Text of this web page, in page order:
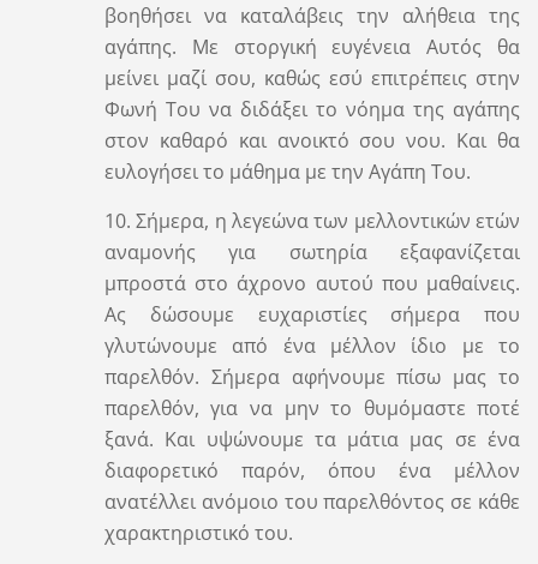
βοηθήσει να καταλάβεις την αλήθεια της
αγάπης. Με στοργική ευγένεια Αυτός θα
μείνει μαζί σου, καθώς εσύ επιτρέπεις στην
Φωνή Του να διδάξει το νόημα της αγάπης
στον καθαρό και ανοικτό σου νου. Και θα
ευλογήσει το μάθημα με την Αγάπη Του.
10. Σήμερα, η λεγεώνα των μελλοντικών ετών
αναμονής για σωτηρία εξαφανίζεται
μπροστά στο άχρονο αυτού που μαθαίνεις.
Ας δώσουμε ευχαριστίες σήμερα που
γλυτώνουμε από ένα μέλλον ίδιο με το
παρελθόν. Σήμερα αφήνουμε πίσω μας το
παρελθόν, για να μην το θυμόμαστε ποτέ
ξανά. Και υψώνουμε τα μάτια μας σε ένα
διαφορετικό παρόν, όπου ένα μέλλον
ανατέλλει ανόμοιο του παρελθόντος σε κάθε
χαρακτηριστικό του.